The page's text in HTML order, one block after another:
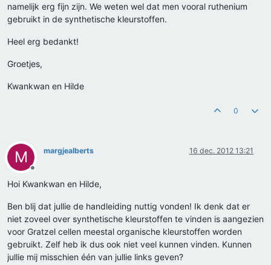
namelijk erg fijn zijn. We weten wel dat men vooral ruthenium
gebruikt in de synthetische kleurstoffen.
Heel erg bedankt!
Groetjes,
Kwankwan en Hilde
0
M
Offline
margjealberts 16 dec. 2012 13:21
Hoi Kwankwan en Hilde,
Ben blij dat jullie de handleiding nuttig vonden! Ik denk dat er
niet zoveel over synthetische kleurstoffen te vinden is aangezien
voor Gratzel cellen meestal organische kleurstoffen worden
gebruikt. Zelf heb ik dus ook niet veel kunnen vinden. Kunnen
jullie mij misschien één van jullie links geven?